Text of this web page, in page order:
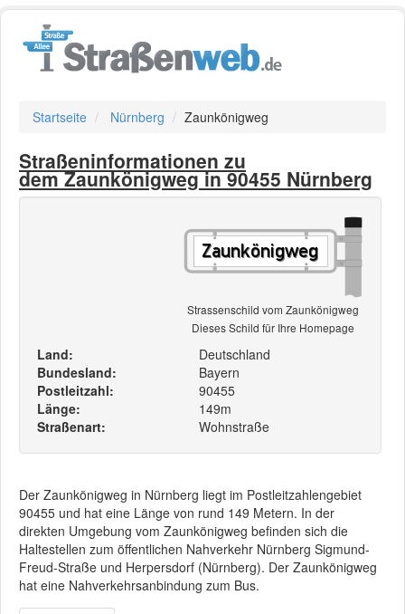
Startseite Nürnberg Zaunkönigweg
Straßeninformationen zu
dem Zaunkönigweg in 90455 Nürnberg
Strassenschild vom Zaunkönigweg
Dieses Schild für Ihre Homepage
Land:
Deutschland
Bundesland:
Bayern
Postleitzahl:
90455
Länge:
149m
Straßenart:
Wohnstraße
Der Zaunkönigweg in Nürnberg liegt im Postleitzahlengebiet
90455 und hat eine Länge von rund 149 Metern. In der
direkten Umgebung vom Zaunkönigweg befinden sich die
Haltestellen zum öffentlichen Nahverkehr Nürnberg Sigmund-
Freud-Straße und Herpersdorf (Nürnberg). Der Zaunkönigweg
hat eine Nahverkehrsanbindung zum Bus.